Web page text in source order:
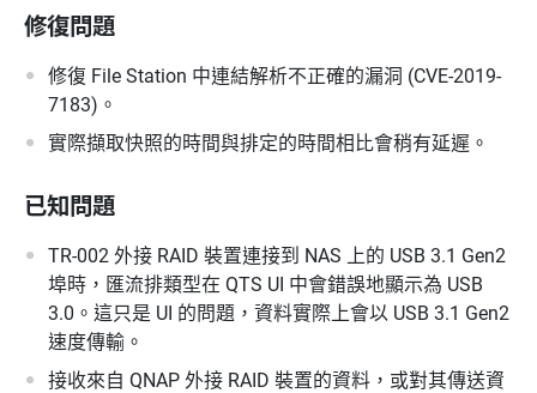
修復問題
修復 File Station 中連結解析不正確的漏洞 (CVE-2019-
7183)。
實際擷取快照的時間與排定的時間相比會稍有延遲。
已知問題
TR-002 外接 RAID 裝置連接到 NAS 上的 USB 3.1 Gen2
埠時，匯流排類型在 QTS UI 中會錯誤地顯示為 USB
3.0。這只是 UI 的問題，資料實際上會以 USB 3.1 Gen2
速度傳輸。
接收來自 QNAP 外接 RAID 裝置的資料，或對其傳送資